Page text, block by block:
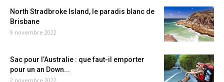
North Stradbroke Island, le paradis blanc de
Brisbane
9 novembre 2022
Sac pour l’Australie : que faut-il emporter
pour un an Down...
2 novembre 2022